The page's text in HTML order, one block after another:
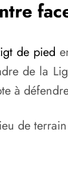
de pied
de la
à
de